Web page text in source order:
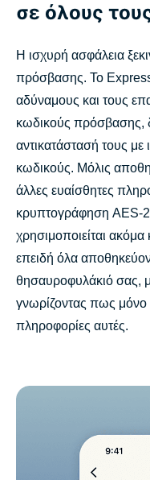
σε όλους
Η ισχυρή ασφάλεια
πρόσβασης. Το
αδύναμους και τους
κωδικούς πρόσβασης,
αντικατάστασή τους με
κωδικούς. Μόλις
άλλες ευαίσθητες
κρυπτογράφηση AES-
χρησιμοποιείται
επειδή όλα
θησαυροφυλάκιό σας,
γνωρίζοντας πως μόνο
πληροφορίες αυτές.